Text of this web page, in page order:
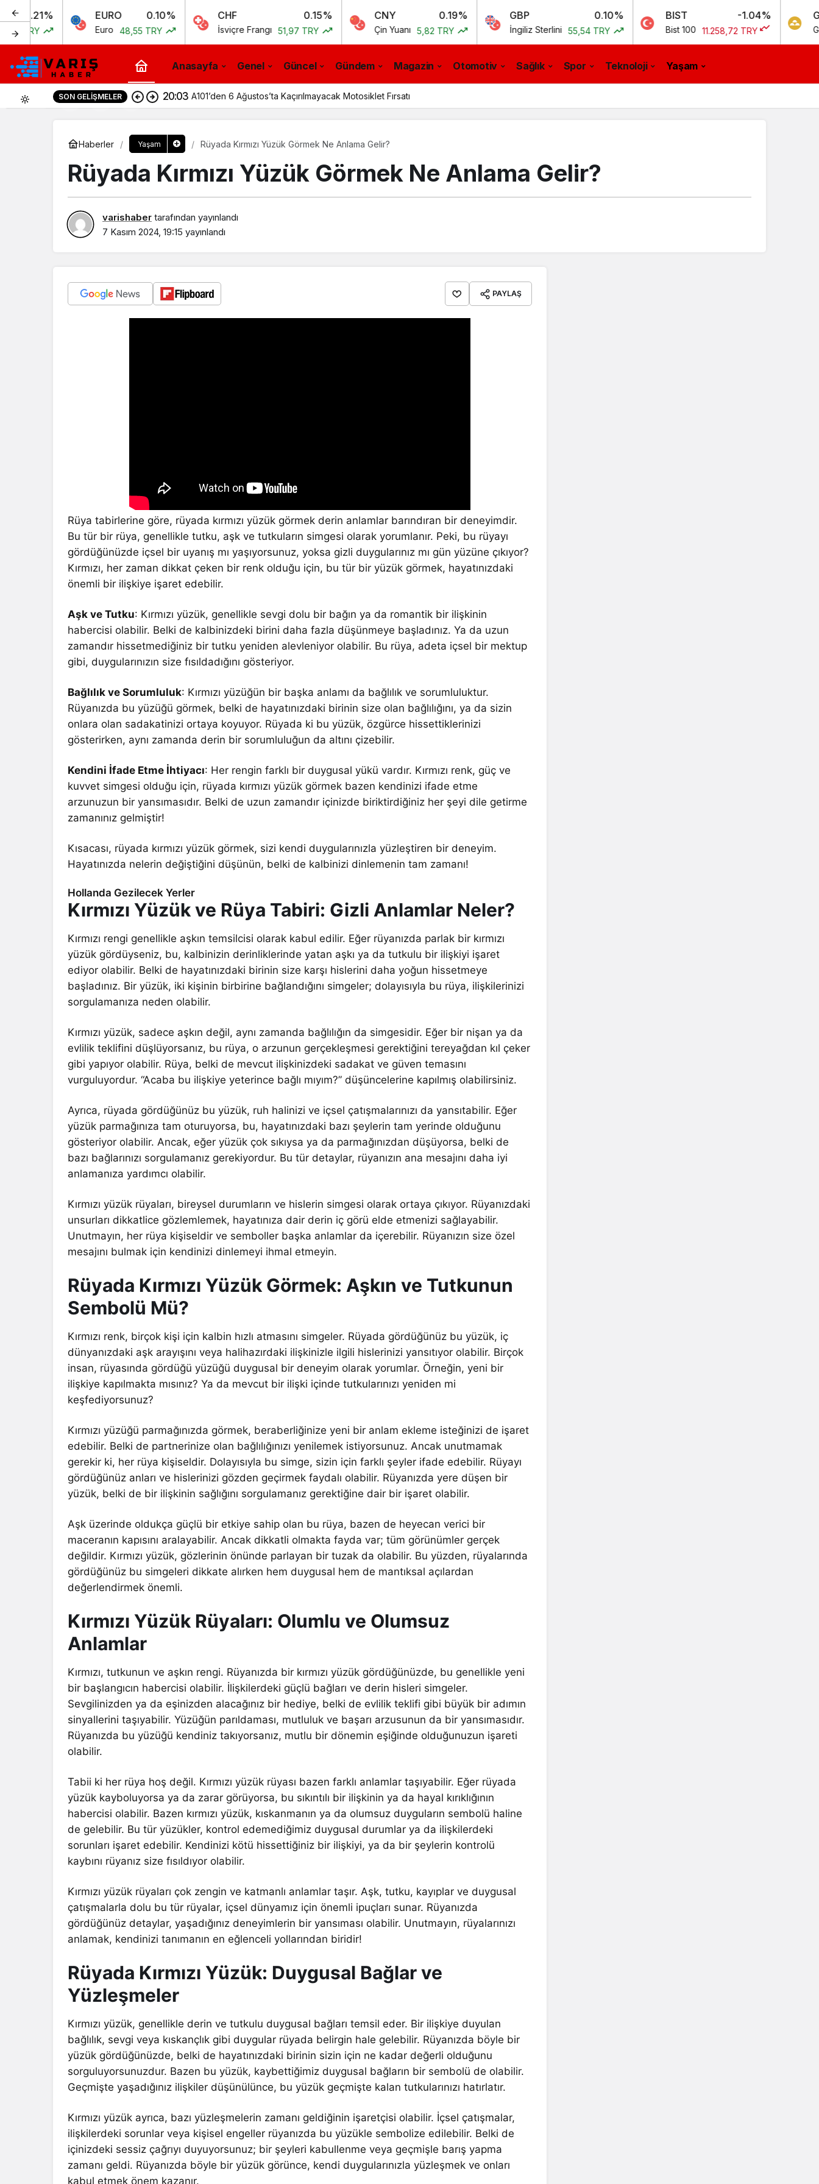
EURO 0.10%
Euro 48,55 TRY
CHF
İsviçre Frangı 51,97 TRY
CNY 0.19%
Çin Yuanı 5,82 TRY
GBP
İngiliz Sterlini 55,54 TRY
BIST
Bist 100 11.258,72 TRY
GR. ALTIN
Gram Altın
Anasayfa Genel Güncel Gündem Magazin Otomotiv Sağlık Spor Teknoloji Yaşam
0
SON GELIŞMELER 20:03 A101’den 6 Ağustos’ta Kaçırılmayacak Motosiklet Fırsatı
Haberler Yaşam Rüyada Kırmızı Yüzük Görmek Ne Anlama Gelir?
Rüyada Kırmızı Yüzük Görmek Ne Anlama Gelir?
varishaber tarafından yayınlandı
7 Kasım 2024, 19:15 yayınlandı
PAYLAŞ
Rüya tabirlerine göre, rüyada kırmızı yüzük görmek derin anlamlar barındıran bir deneyimdir.
Bu tür bir rüya, genellikle tutku, aşk ve tutkuların simgesi olarak yorumlanır. Peki, bu rüyayı
gördüğünüzde içsel bir uyanış mı yaşıyorsunuz, yoksa gizli duygularınız mı gün yüzüne çıkıyor?
Kırmızı, her zaman dikkat çeken bir renk olduğu için, bu tür bir yüzük görmek, hayatınızdaki
önemli bir ilişkiye işaret edebilir.
Aşk ve Tutku: Kırmızı yüzük, genellikle sevgi dolu bir bağın ya da romantik bir ilişkinin
habercisi olabilir. Belki de kalbinizdeki birini daha fazla düşünmeye başladınız. Ya da uzun
zamandır hissetmediğiniz bir tutku yeniden alevleniyor olabilir. Bu rüya, adeta içsel bir mektup
gibi, duygularınızın size fısıldadığını gösteriyor.
Bağlılık ve Sorumluluk: Kırmızı yüzüğün bir başka anlamı da bağlılık ve sorumluluktur.
Rüyanızda bu yüzüğü görmek, belki de hayatınızdaki birinin size olan bağlılığını, ya da sizin
onlara olan sadakatinizi ortaya koyuyor. Rüyada ki bu yüzük, özgürce hissettiklerinizi
gösterirken, aynı zamanda derin bir sorumluluğun da altını çizebilir.
Kendini İfade Etme İhtiyacı: Her rengin farklı bir duygusal yükü vardır. Kırmızı renk, güç ve
kuvvet simgesi olduğu için, rüyada kırmızı yüzük görmek bazen kendinizi ifade etme
arzunuzun bir yansımasıdır. Belki de uzun zamandır içinizde biriktirdiğiniz her şeyi dile getirme
zamanınız gelmiştir!
Kısacası, rüyada kırmızı yüzük görmek, sizi kendi duygularınızla yüzleştiren bir deneyim.
Hayatınızda nelerin değiştiğini düşünün, belki de kalbinizi dinlemenin tam zamanı!
Hollanda Gezilecek Yerler
Kırmızı Yüzük ve Rüya Tabiri: Gizli Anlamlar Neler?
Kırmızı rengi genellikle aşkın temsilcisi olarak kabul edilir. Eğer rüyanızda parlak bir kırmızı
yüzük gördüyseniz, bu, kalbinizin derinliklerinde yatan aşkı ya da tutkulu bir ilişkiyi işaret
ediyor olabilir. Belki de hayatınızdaki birinin size karşı hislerini daha yoğun hissetmeye
başladınız. Bir yüzük, iki kişinin birbirine bağlandığını simgeler; dolayısıyla bu rüya, ilişkilerinizi
sorgulamanıza neden olabilir.
Kırmızı yüzük, sadece aşkın değil, aynı zamanda bağlılığın da simgesidir. Eğer bir nişan ya da
evlilik teklifini düşlüyorsanız, bu rüya, o arzunun gerçekleşmesi gerektiğini tereyağdan kıl çeker
gibi yapıyor olabilir. Rüya, belki de mevcut ilişkinizdeki sadakat ve güven temasını
vurguluyordur. “Acaba bu ilişkiye yeterince bağlı mıyım?” düşüncelerine kapılmış olabilirsiniz.
Ayrıca, rüyada gördüğünüz bu yüzük, ruh halinizi ve içsel çatışmalarınızı da yansıtabilir. Eğer
yüzük parmağınıza tam oturuyorsa, bu, hayatınızdaki bazı şeylerin tam yerinde olduğunu
gösteriyor olabilir. Ancak, eğer yüzük çok sıkıysa ya da parmağınızdan düşüyorsa, belki de
bazı bağlarınızı sorgulamanız gerekiyordur. Bu tür detaylar, rüyanızın ana mesajını daha iyi
anlamanıza yardımcı olabilir.
Kırmızı yüzük rüyaları, bireysel durumların ve hislerin simgesi olarak ortaya çıkıyor. Rüyanızdaki
unsurları dikkatlice gözlemlemek, hayatınıza dair derin iç görü elde etmenizi sağlayabilir.
Unutmayın, her rüya kişiseldir ve semboller başka anlamlar da içerebilir. Rüyanızın size özel
mesajını bulmak için kendinizi dinlemeyi ihmal etmeyin.
Rüyada Kırmızı Yüzük Görmek: Aşkın ve Tutkunun
Sembolü Mü?
Kırmızı renk, birçok kişi için kalbin hızlı atmasını simgeler. Rüyada gördüğünüz bu yüzük, iç
dünyanızdaki aşk arayışını veya halihazırdaki ilişkinizle ilgili hislerinizi yansıtıyor olabilir. Birçok
insan, rüyasında gördüğü yüzüğü duygusal bir deneyim olarak yorumlar. Örneğin, yeni bir
ilişkiye kapılmakta mısınız? Ya da mevcut bir ilişki içinde tutkularınızı yeniden mi
keşfediyorsunuz?
Kırmızı yüzüğü parmağınızda görmek, beraberliğinize yeni bir anlam ekleme isteğinizi de işaret
edebilir. Belki de partnerinize olan bağlılığınızı yenilemek istiyorsunuz. Ancak unutmamak
gerekir ki, her rüya kişiseldir. Dolayısıyla bu simge, sizin için farklı şeyler ifade edebilir. Rüyayı
gördüğünüz anları ve hislerinizi gözden geçirmek faydalı olabilir. Rüyanızda yere düşen bir
yüzük, belki de bir ilişkinin sağlığını sorgulamanız gerektiğine dair bir işaret olabilir.
Aşk üzerinde oldukça güçlü bir etkiye sahip olan bu rüya, bazen de heyecan verici bir
maceranın kapısını aralayabilir. Ancak dikkatli olmakta fayda var; tüm görünümler gerçek
değildir. Kırmızı yüzük, gözlerinin önünde parlayan bir tuzak da olabilir. Bu yüzden, rüyalarında
gördüğünüz bu simgeleri dikkate alırken hem duygusal hem de mantıksal açılardan
değerlendirmek önemli.
Kırmızı Yüzük Rüyaları: Olumlu ve Olumsuz
Anlamlar
Kırmızı, tutkunun ve aşkın rengi. Rüyanızda bir kırmızı yüzük gördüğünüzde, bu genellikle yeni
bir başlangıcın habercisi olabilir. İlişkilerdeki güçlü bağları ve derin hisleri simgeler.
Sevgilinizden ya da eşinizden alacağınız bir hediye, belki de evlilik teklifi gibi büyük bir adımın
sinyallerini taşıyabilir. Yüzüğün parıldaması, mutluluk ve başarı arzusunun da bir yansımasıdır.
Rüyanızda bu yüzüğü kendiniz takıyorsanız, mutlu bir dönemin eşiğinde olduğunuzun işareti
olabilir.
Tabii ki her rüya hoş değil. Kırmızı yüzük rüyası bazen farklı anlamlar taşıyabilir. Eğer rüyada
yüzük kayboluyorsa ya da zarar görüyorsa, bu sıkıntılı bir ilişkinin ya da hayal kırıklığının
habercisi olabilir. Bazen kırmızı yüzük, kıskanmanın ya da olumsuz duyguların sembolü haline
de gelebilir. Bu tür yüzükler, kontrol edemediğimiz duygusal durumlar ya da ilişkilerdeki
sorunları işaret edebilir. Kendinizi kötü hissettiğiniz bir ilişkiyi, ya da bir şeylerin kontrolü
kaybını rüyanız size fısıldıyor olabilir.
Kırmızı yüzük rüyaları çok zengin ve katmanlı anlamlar taşır. Aşk, tutku, kayıplar ve duygusal
çatışmalarla dolu bu tür rüyalar, içsel dünyamız için önemli ipuçları sunar. Rüyanızda
gördüğünüz detaylar, yaşadığınız deneyimlerin bir yansıması olabilir. Unutmayın, rüyalarınızı
anlamak, kendinizi tanımanın en eğlenceli yollarından biridir!
Rüyada Kırmızı Yüzük: Duygusal Bağlar ve
Yüzleşmeler
Kırmızı yüzük, genellikle derin ve tutkulu duygusal bağları temsil eder. Bir ilişkiye duyulan
bağlılık, sevgi veya kıskançlık gibi duygular rüyada belirgin hale gelebilir. Rüyanızda böyle bir
yüzük gördüğünüzde, belki de hayatınızdaki birinin sizin için ne kadar değerli olduğunu
sorguluyorsunuzdur. Bazen bu yüzük, kaybettiğimiz duygusal bağların bir sembolü de olabilir.
Geçmişte yaşadığınız ilişkiler düşünülünce, bu yüzük geçmişte kalan tutkularınızı hatırlatır.
Kırmızı yüzük ayrıca, bazı yüzleşmelerin zamanı geldiğinin işaretçisi olabilir. İçsel çatışmalar,
ilişkilerdeki sorunlar veya kişisel engeller rüyanızda bu yüzükle sembolize edilebilir. Belki de
içinizdeki sessiz çağrıyı duyuyorsunuz; bir şeyleri kabullenme veya geçmişle barış yapma
zamanı geldi. Rüyanızda böyle bir yüzük görünce, kendi duygularınızla yüzleşmek ve onları
kabul etmek önem kazanır.